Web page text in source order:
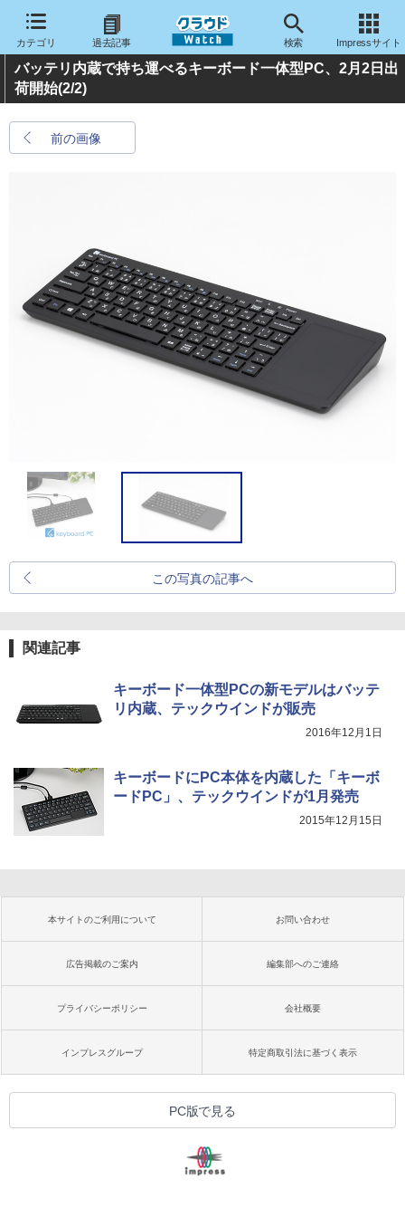
カテゴリ 過去記事 検索 Impressサイト
バッテリ内蔵で持ち運べるキーボード一体型PC、2月2日出
荷開始(2/2)
前の画像
この写真の記事へ
関連記事
キーボード一体型PCの新モデルはバッテ
リ内蔵、テックウインドが販売
2016年12月1日
キーボードにPC本体を内蔵した「キーボ
ードPC」、テックウインドが1月発売
2015年12月15日
本サイトのご利用について お問い合わせ
広告掲載のご案内 編集部へのご連絡
プライバシーポリシー 会社概要
インプレスグループ 特定商取引法に基づく表示
PC版で見る